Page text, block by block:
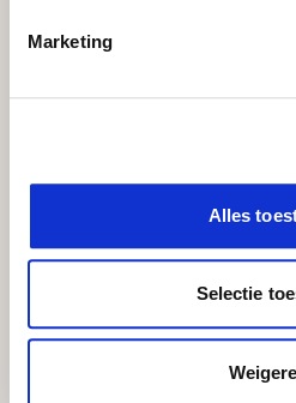
Marketing
Alles
Selectie
Montage Handleiding
Bekijk in uw Tuin
Steden in de buurt
Deventer